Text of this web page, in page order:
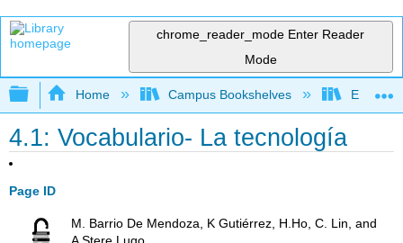
chrome_reader_mode Enter Reader
Mode
Expand/collapse global hierarchy
Home Campus Bookshelves
4.1: Vocabulario- La tecnología
Page ID
M. Barrio De Mendoza, K Gutiérrez, H.Ho, C. Lin, and